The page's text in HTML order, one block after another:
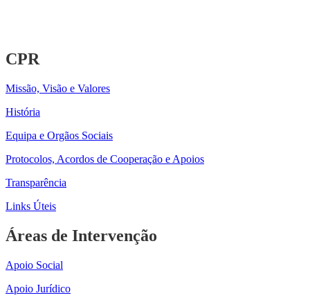
CPR
Missão, Visão e Valores
História
Equipa e Orgãos Sociais
Protocolos, Acordos de Cooperação e Apoios
Transparência
Links Úteis
Áreas de Intervenção
Apoio Social
Apoio Jurídico